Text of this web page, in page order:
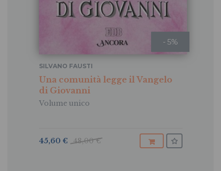
- 5%
Una comunità legge il Vangelo
di Giovanni
Volume unico
SILVANO FAUSTI
48,00 €
45,60 €